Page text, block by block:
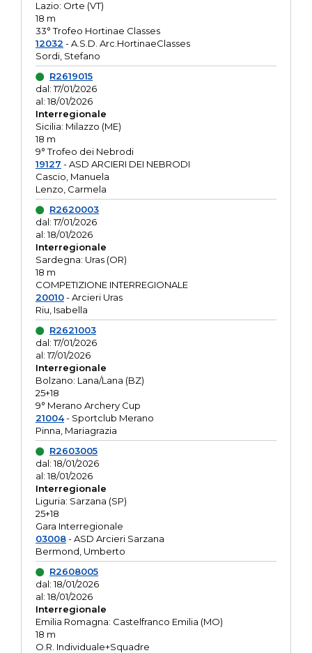
Lazio: Orte (VT)
18 m
33° Trofeo Hortinae Classes
12032 - A.S.D. Arc.HortinaeClasses
Sordi, Stefano
R2619015
dal: 17/01/2026
al: 18/01/2026
Interregionale
Sicilia: Milazzo (ME)
18 m
9° Trofeo dei Nebrodi
19127 - ASD ARCIERI DEI NEBRODI
Cascio, Manuela
Lenzo, Carmela
R2620003
dal: 17/01/2026
al: 18/01/2026
Interregionale
Sardegna: Uras (OR)
18 m
COMPETIZIONE INTERREGIONALE
20010- Arcieri Uras
Riu, Isabella
R2621003
dal: 17/01/2026
al: 17/01/2026
Interregionale
Bolzano: Lana/Lana (BZ)
25+18
9° Merano Archery Cup
21004- Sportclub Merano
Pinna, Mariagrazia
R2603005
dal: 18/01/2026
al: 18/01/2026
Interregionale
Liguria: Sarzana (SP)
25+18
Gara Interregionale
03008- ASD Arcieri Sarzana
Bermond, Umberto
R2608005
dal: 18/01/2026
al: 18/01/2026
Interregionale
Emilia Romagna: Castelfranco Emilia (MO)
18 m
O.R. Individuale+Squadre